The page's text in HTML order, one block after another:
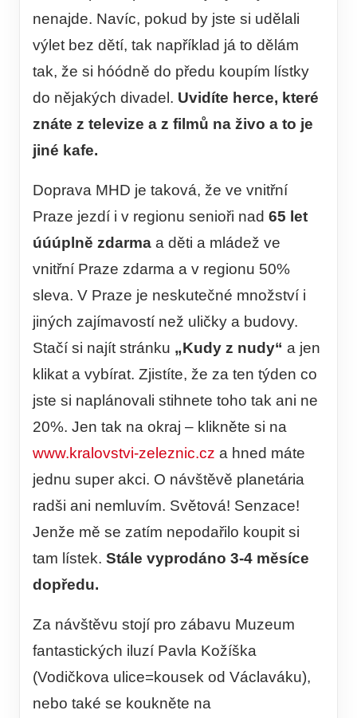
nenajde. Navíc, pokud by jste si udělali
výlet bez dětí, tak například já to dělám
tak, že si hóódně do předu koupím lístky
do nějakých divadel. Uvidíte herce, které
znáte z televize a z filmů na živo a to je
jiné kafe.
Doprava MHD je taková, že ve vnitřní
Praze jezdí i v regionu senioři nad 65 let
úúúplně zdarma a děti a mládež ve
vnitřní Praze zdarma a v regionu 50%
sleva. V Praze je neskutečné množství i
jiných zajímavostí než uličky a budovy.
Stačí si najít stránku „Kudy z nudy“ a jen
klikat a vybírat. Zjistíte, že za ten týden co
jste si naplánovali stihnete toho tak ani ne
20%. Jen tak na okraj – klikněte si na
www.kralovstvi-zeleznic.cz a hned máte
jednu super akci. O návštěvě planetária
radši ani nemluvím. Světová! Senzace!
Jenže mě se zatím nepodařilo koupit si
tam lístek. Stále vyprodáno 3-4 měsíce
dopředu.
Za návštěvu stojí pro zábavu Muzeum
fantastických iluzí Pavla Kožíška
(Vodičkova ulice=kousek od Václaváku),
nebo také se koukněte na